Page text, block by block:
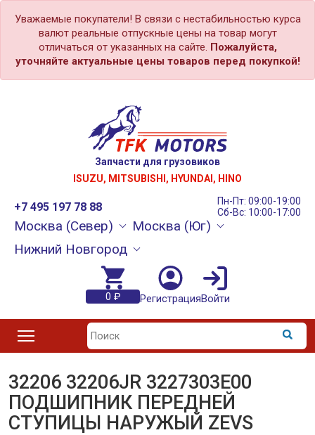
Уважаемые покупатели! В связи с нестабильностью курса
валют реальные отпускные цены на товар могут
отличаться от указанных на сайте. Пожалуйста,
уточняйте актуальные цены товаров перед покупкой!
Запчасти для грузовиков
ISUZU, MITSUBISHI, HYUNDAI, HINO
+7 495 197 78 88
Пн-Пт: 09:00-19:00
Сб-Вс: 10:00-17:00
Москва (Север)
Москва (Юг)
Нижний Новгород
0 ₽ РегистрацияВойти
32206 32206JR 3227303E00
ПОДШИПНИК ПЕРЕДНЕЙ
СТУПИЦЫ НАРУЖЫЙ ZEVS